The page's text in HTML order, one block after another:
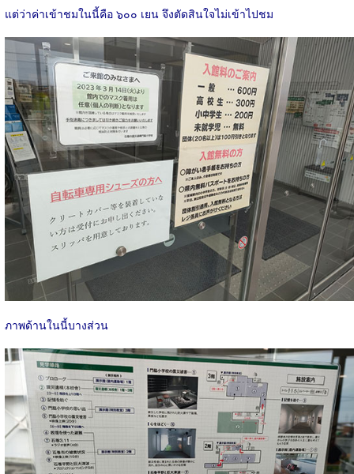
แต่ว่าค่าเข้าชมในนี้คือ ๖๐๐ เยน จึงตัดสินใจไม่เข้าไปชม
ภาพด้านในนี้บางส่วน